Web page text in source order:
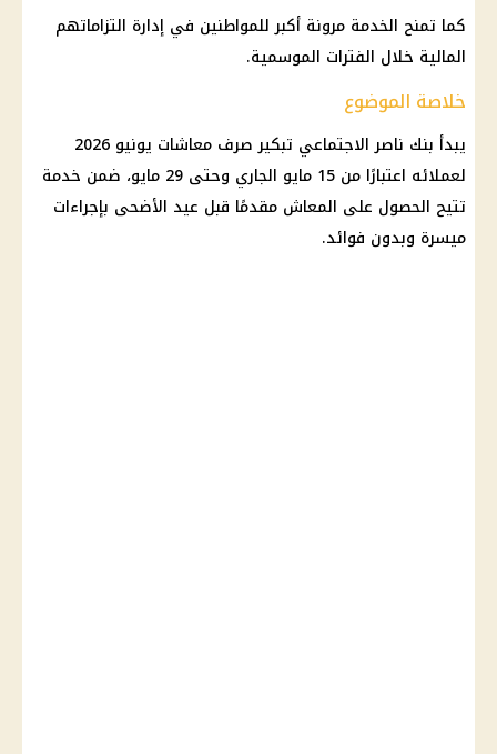
كما تمنح الخدمة مرونة أكبر للمواطنين في إدارة التزاماتهم
المالية خلال الفترات الموسمية.
خلاصة الموضوع
يبدأ بنك ناصر الاجتماعي تبكيرصرف معاشات يونيو 2026
لعملائه اعتبارًا من 15 مايو الجاري وحتى 29 مايو، ضمن خدمة
تتيح الحصول على المعاش مقدمًا قبل عيد الأضحى بإجراءات
ميسرة وبدون فوائد.